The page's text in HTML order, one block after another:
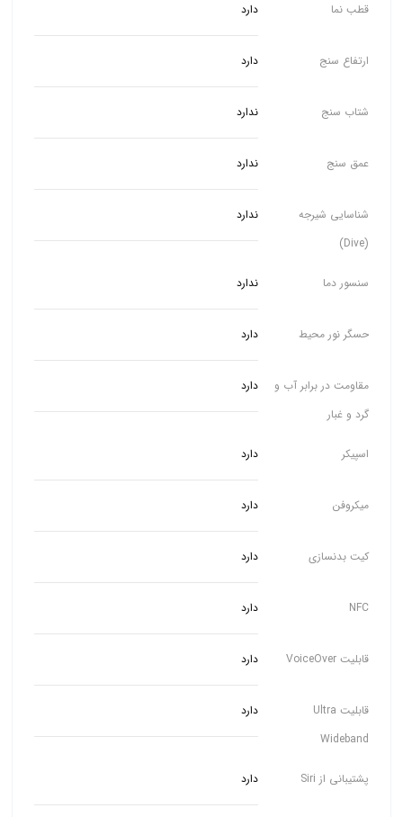
قطب نما دارد
ارتفاع سنج دارد
شتاب سنج ندارد
عمق سنج ندارد
شناسایی شیرجه
(Dive)
ندارد
سنسور دما ندارد
حسگر نور محیط دارد
مقاومت در برابر آب و
گرد و غبار
دارد
اسپیکر دارد
میکروفن دارد
کیت بدنسازی دارد
NFC دارد
قابلیت VoiceOver دارد
قابلیت Ultra
Wideband
دارد
پشتیبانی از Siri دارد